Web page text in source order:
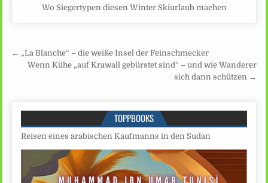
Wo Siegertypen diesen Winter Skiurlaub machen
Beitragsnavigation
← „La Blanche“ – die weiße Insel der Feinschmecker
Wenn Kühe „auf Krawall gebürstet sind“ – und wie Wanderer
sich dann schützen →
TOPPBOOKS
Reisen eines arabischen Kaufmanns in den Sudan